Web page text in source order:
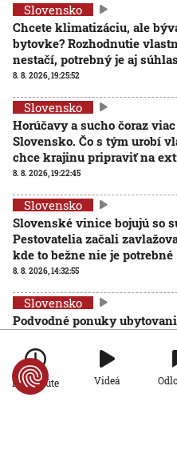
Slovensko
Chcete klimatizáciu, ale
bytovke? Rozhodnutie
nestačí, potrebný je aj
8. 8. 2026, 19:25:52
Slovensko
Horúčavy a sucho čoraz
Slovensko. Čo s tým urobí
chce krajinu pripraviť na
8. 8. 2026, 19:22:45
Slovensko
Slovenské vinice bojujú so
Pestovatelia začali
kde to bežne nie je potrebné
8. 8. 2026, 14:32:55
Slovensko
Podvodné ponuky
môžete prísť o peniaze aj
8. 8. 2026, 10:51:49
Slovensko
Po minúte Videá